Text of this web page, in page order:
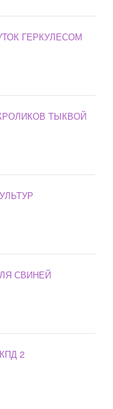
ГЕРКУЛЕСОМ
ТЫКВОЙ
СВИНЕЙ
2